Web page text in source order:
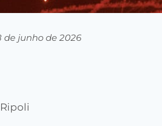
de junho de 2026